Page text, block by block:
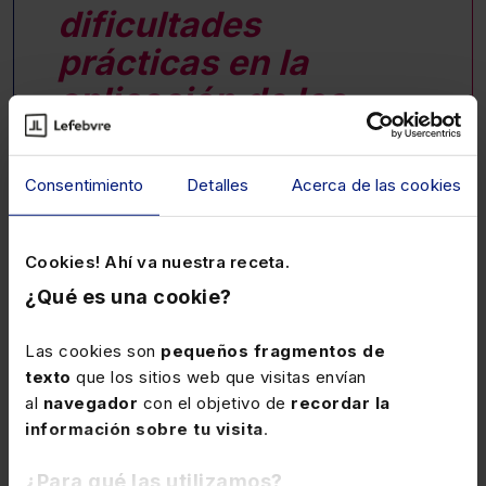
Consentimiento Detalles Acerca de las cookies
Cookies! Ahí va nuestra receta.
¿Qué es una cookie?
Las cookies son pequeños fragmentos de
texto que los sitios web que visitas envían
al navegador con el objetivo de recordar la
información sobre tu visita.
¿Para qué las utilizamos?
dificultades
prácticas en la
aplicación de los
sistemas de PBC/FT
en la actividad
profesional
Aspectos de alta relevancia para los profesionales
de aportar conocimientos sobre las obligaciones de
diligencia debida y de comunicación en el ámbito de la
actividad profesional que tienen los órganos
centralizados de prevención en el ámbito de las